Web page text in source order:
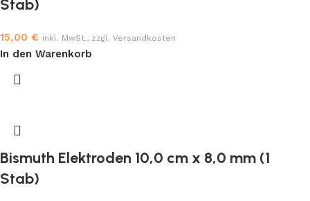
Stab)
15,00 € inkl. MwSt., zzgl. Versandkosten
In den Warenkorb
Bismuth Elektroden 10,0 cm x 8,0 mm (1
Stab)